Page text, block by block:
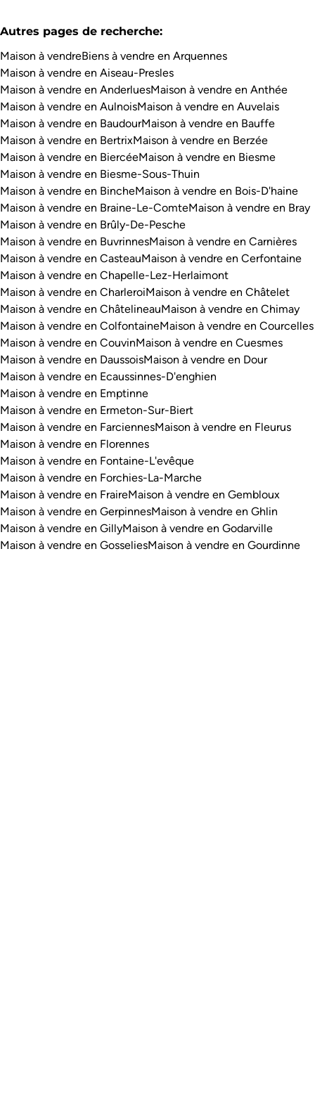
Autres pages de recherche:
Maison à vendreBiens à vendre en Arquennes
Maison à vendre en Aiseau-Presles
Maison à vendre en AnderluesMaison à vendre en Anthée
Maison à vendre en AulnoisMaison à vendre en Auvelais
Maison à vendre en BaudourMaison à vendre en Bauffe
Maison à vendre en BertrixMaison à vendre en Berzée
Maison à vendre en BiercéeMaison à vendre en Biesme
Maison à vendre en Biesme-Sous-Thuin
Maison à vendre en BincheMaison à vendre en Bois-D'haine
Maison à vendre en Braine-Le-ComteMaison à vendre en Bray
Maison à vendre en Brûly-De-Pesche
Maison à vendre en BuvrinnesMaison à vendre en Carnières
Maison à vendre en CasteauMaison à vendre en Cerfontaine
Maison à vendre en Chapelle-Lez-Herlaimont
Maison à vendre en CharleroiMaison à vendre en Châtelet
Maison à vendre en ChâtelineauMaison à vendre en Chimay
Maison à vendre en ColfontaineMaison à vendre en Courcelles
Maison à vendre en CouvinMaison à vendre en Cuesmes
Maison à vendre en DaussoisMaison à vendre en Dour
Maison à vendre en Ecaussinnes-D'enghien
Maison à vendre en Emptinne
Maison à vendre en Ermeton-Sur-Biert
Maison à vendre en FarciennesMaison à vendre en Fleurus
Maison à vendre en Florennes
Maison à vendre en Fontaine-L'evêque
Maison à vendre en Forchies-La-Marche
Maison à vendre en FraireMaison à vendre en Gembloux
Maison à vendre en GerpinnesMaison à vendre en Ghlin
Maison à vendre en GillyMaison à vendre en Godarville
Maison à vendre en GosseliesMaison à vendre en Gourdinne